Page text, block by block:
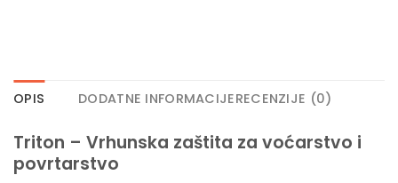
OPIS DODATNE INFORMACIJERECENZIJE (0)
Triton – Vrhunska zaštita za voćarstvo i
povrtarstvo